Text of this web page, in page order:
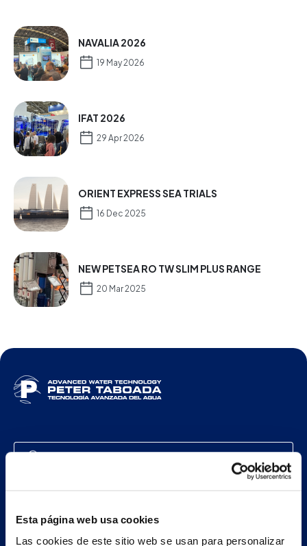
Esta página web usa cookies
Las cookies de este sitio web se usan para personalizar
NAVALIA 2026
19 May 2026
IFAT 2026
29 Apr 2026
ORIENT EXPRESS SEA TRIALS
16 Dec 2025
NEW PETSEA RO TW SLIM PLUS RANGE
20 Mar 2025
ENG
Estrada Porto Cabeiro, 35
Vilar de Infesta 36815